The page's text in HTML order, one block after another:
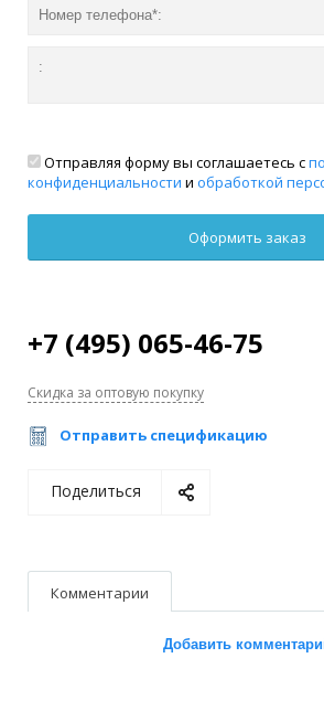
Отправляя форму вы соглашаетесь с
конфиденциальности и обработкой
+7 (495) 065-46-75
Скидка за оптовую покупку
Отправить спецификацию
Поделиться
Комментарии
Добавить